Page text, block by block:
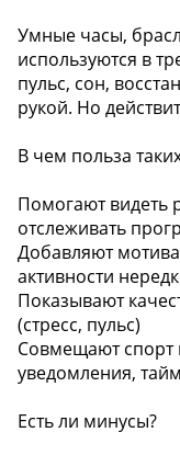
Умные часы,
используются в
пульс, сон,
рукой. Но
В чем польза
Помогают видеть
отслеживать
Добавляют
активности
Показывают
(стресс, пульс)
Совмещают спорт
уведомления,
Есть ли минусы?